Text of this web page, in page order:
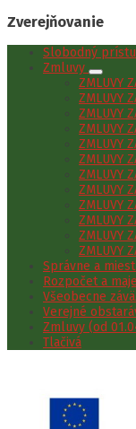
Zverejňovanie
Slobodný
Zmluvy
ZMLUVY
ZMLUVY
ZMLUVY
ZMLUVY
ZMLUVY
ZMLUVY
ZMLUVY
ZMLUVY
ZMLUVY
ZMLUVY
ZMLUVY
ZMLUVY
Správne a
Rozpočet a
Všeobecne
Verejné
Zmluvy (od
Tlačivá